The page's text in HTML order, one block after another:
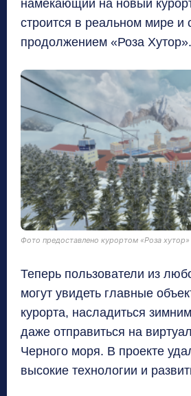
намекающий на новый
строится в реальном мире и
продолжением «Роза Хутор».
Фото предоставлено курортом «Роза хутор»
Теперь пользователи из
могут увидеть главные
курорта, насладиться
даже отправиться на
Черного моря. В проекте
высокие технологии и